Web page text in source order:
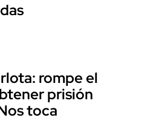
rompe el
prisión
toca